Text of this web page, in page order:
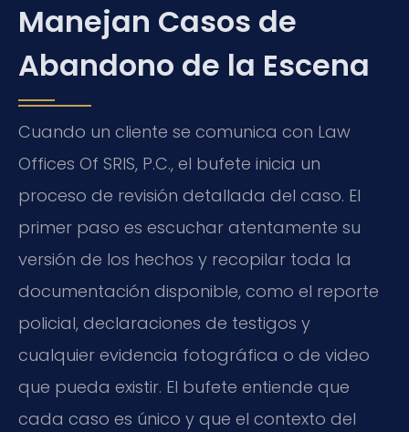
Manejan Casos de
Abandono de la Escena
Cuando un cliente se comunica con Law
Offices Of SRIS, P.C., el bufete inicia un
proceso de revisión detallada del caso. El
primer paso es escuchar atentamente su
versión de los hechos y recopilar toda la
documentación disponible, como el reporte
policial, declaraciones de testigos y
cualquier evidencia fotográfica o de video
que pueda existir. El bufete entiende que
cada caso es único y que el contexto del